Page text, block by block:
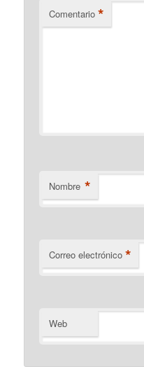
Comentario *
Nombre *
Correo electrónico *
Web